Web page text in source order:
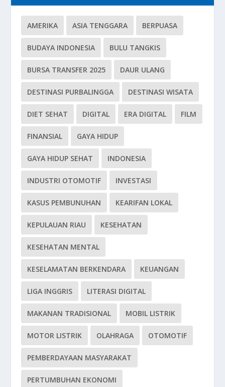
AMERIKA ASIA TENGGARA BERPUASA
BUDAYA INDONESIA BULU TANGKIS
BURSA TRANSFER 2025 DAUR ULANG
DESTINASI PURBALINGGA DESTINASI WISATA
DIET SEHAT DIGITAL ERA DIGITAL FILM
FINANSIAL GAYA HIDUP
GAYA HIDUP SEHAT INDONESIA
INDUSTRI OTOMOTIF INVESTASI
KASUS PEMBUNUHAN KEARIFAN LOKAL
KEPULAUAN RIAU KESEHATAN
KESEHATAN MENTAL
KESELAMATAN BERKENDARA KEUANGAN
LIGA INGGRIS LITERASI DIGITAL
MAKANAN TRADISIONAL MOBIL LISTRIK
MOTOR LISTRIK OLAHRAGA OTOMOTIF
PEMBERDAYAAN MASYARAKAT
PERTUMBUHAN EKONOMI